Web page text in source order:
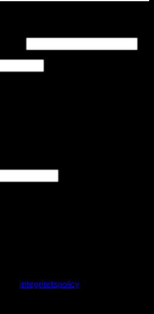
integritetspolicy.